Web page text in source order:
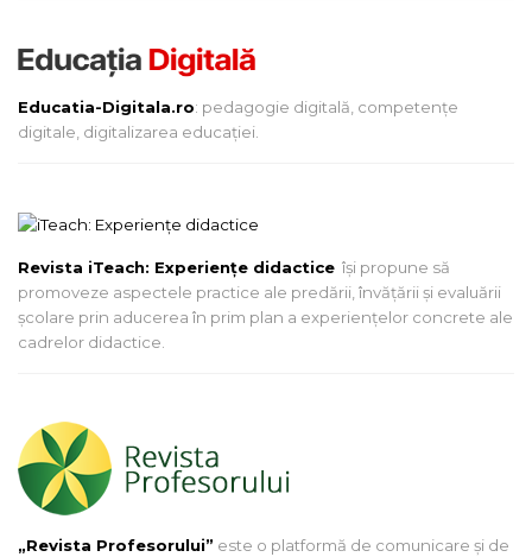
Educatia-Digitala.ro: pedagogie digitală, competențe
digitale, digitalizarea educației.
Revista iTeach: Experienţe didactice îşi propune să
promoveze aspectele practice ale predării, învăţării şi evaluării
şcolare prin aducerea în prim plan a experienţelor concrete ale
cadrelor didactice.
„Revista Profesorului” este o platformă de comunicare și de